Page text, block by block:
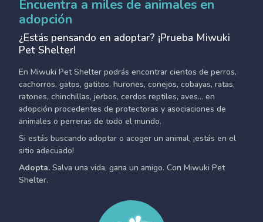
Encuentra a miles de animales en
adopción
¿Estás pensando en adoptar? ¡Prueba Miwuki
Pet Shelter!
En Miwuki Pet Shelter podrás encontrar cientos de perros,
cachorros, gatos, gatitos, hurones, conejos, cobayas, ratas,
ratones, chinchillas, jerbos, cerdos reptiles, aves... en
adopción procedentes de protectoras y asociaciones de
animales o perreras de todo el mundo.
Si estás buscando adoptar o acoger un animal, ¡estás en el
sitio adecuado!
Adopta. Salva una vida, gana un amigo. Con Miwuki Pet
Shelter.